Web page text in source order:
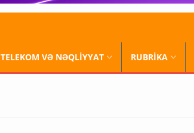
TELEKOM VƏ NƏQLİYYAT RUBRİKA